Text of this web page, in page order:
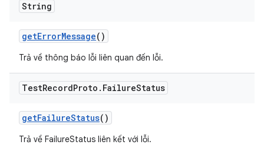
String
getErrorMessage()
Trả về thông báo lỗi liên quan đến lỗi.
TestRecordProto . FailureStatus
getFailureStatus()
Trả về FailureStatus liên kết với lỗi.